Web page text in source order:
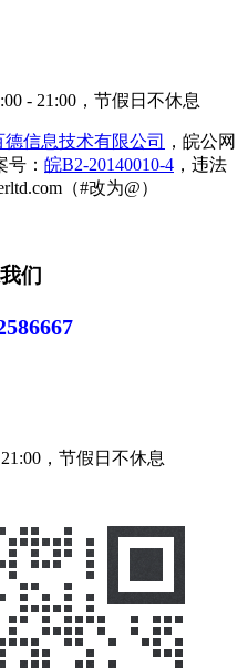
- 21:00，节假日不休息
信息技术有限公司
，皖公网
号： 皖B2-20140010-4 ，违法
（#改为@）
们
，节假日不休息